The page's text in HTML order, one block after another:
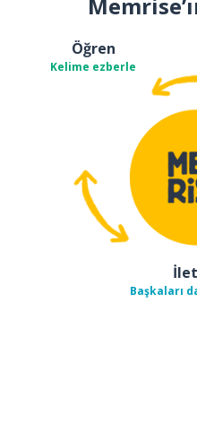
Öğren
Kelime ezberle
Başkaları